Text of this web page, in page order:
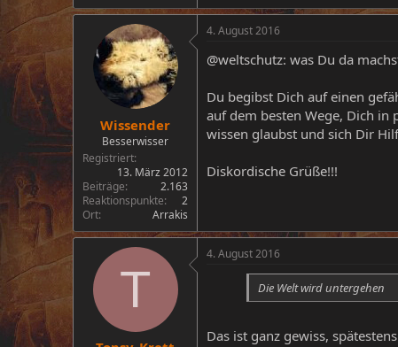
Wissender
Besserwisser
Registriert
13. März 2012
Beiträge
2.163
Reaktionspunkte
2
Ort
Arrakis
4. August 2016
@weltschutz: was Du da
Du begibst Dich auf einen
auf dem besten Wege, Dich
wissen glaubst und sich Dir
Diskordische Grüße!!!
T
4. August 2016
Die Welt wird untergehen
Das ist ganz gewiss,